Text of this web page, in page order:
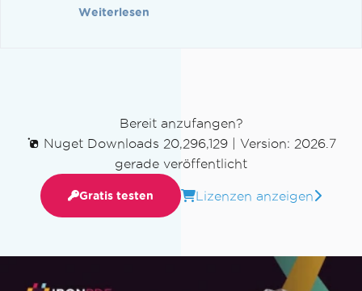
Weiterlesen
Bereit anzufangen?
Nuget Downloads 20,296,129| Version: 2026.7
gerade veröffentlicht
Gratis testen Lizenzen anzeigen